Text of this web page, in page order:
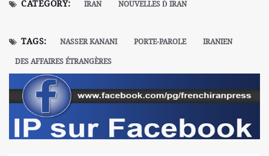
CATEGORY: IRAN NOUVELLES Ď IRAN
TAGS: NASSER KANANI PORTE-PAROLE
IRANIEN
DES AFFAIRES ÉTRANGÈRES